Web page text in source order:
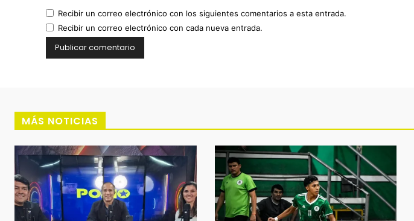
Recibir un correo electrónico con los siguientes comentarios a esta entrada.
Recibir un correo electrónico con cada nueva entrada.
MÁS NOTICIAS